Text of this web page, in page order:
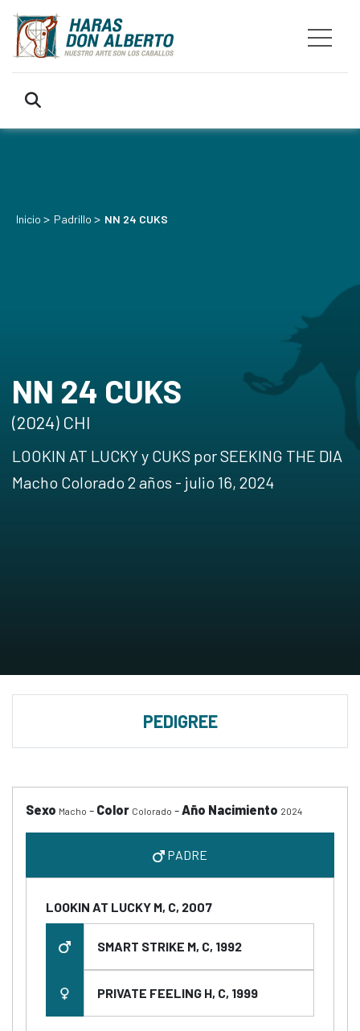
Inicio > Padrillo > NN 24 CUKS
NN 24 CUKS
(2024) CHI
LOOKIN AT LUCKY y CUKS por SEEKING THE DIA
Macho Colorado 2 años - julio 16, 2024
PEDIGREE
Sexo Macho - Color Colorado -Año Nacimiento 2024
PADRE
LOOKIN AT LUCKY M, C, 2007
SMART STRIKE M, C, 1992
PRIVATE FEELING H, C, 1999